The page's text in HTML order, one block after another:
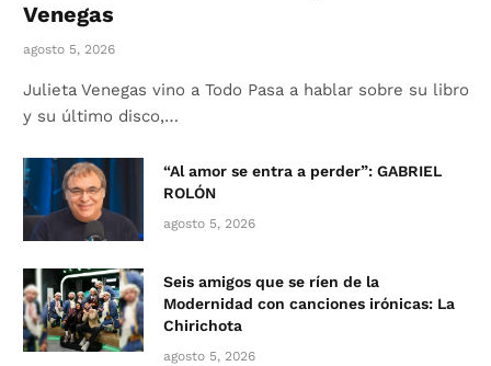
Venegas
agosto 5, 2026
Julieta Venegas vino a Todo Pasa a hablar sobre su libro
y su último disco,…
“Al amor se entra a perder”: GABRIEL
ROLÓN
agosto 5, 2026
Seis amigos que se ríen de la
Modernidad con canciones irónicas: La
Chirichota
agosto 5, 2026